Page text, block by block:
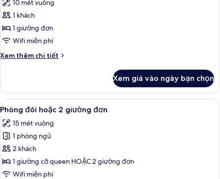
lọc
tìm
phòng
cả
ảnh
Phòng
đơn
Tiêu
chuẩn
10 mét vuông
1 khách
1 giường đơn
Wifi miễn phí
Xem thêm chi tiết
Chi
Phòng
đơn
Tiêu
chuẩn
Xem giá vào ngày bạn chọn
Xem
tất
cả
ảnh
Phòng
đôi
hoặc
Phòng đôi hoặc 2 giường đơn |
4
Phòng đôi hoặc 2 giường đơn
15 mét vuông
1 phòng ngủ
2 khách
1 giường cỡ queen HOẶC 2 giường đơn
Wifi miễn phí